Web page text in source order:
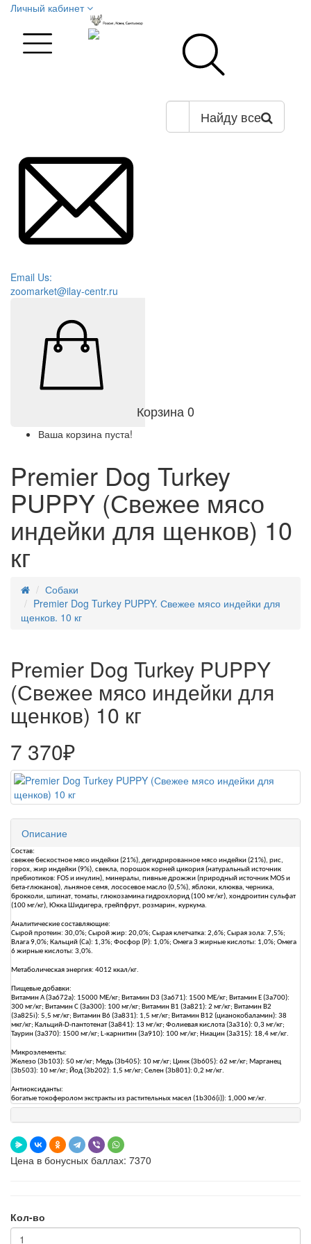
Личный кабинет
Найду все
Email Us:
zoomarket@ilay-centr.ru
Корзина0
Ваша корзина пуста!
Premier Dog Turkey
PUPPY (Свежее мясо
индейки для щенков) 10
кг
Собаки
Premier Dog Turkey PUPPY. Свежее мясо индейки для
щенков. 10 кг
Premier Dog Turkey PUPPY
(Свежее мясо индейки для
щенков) 10 кг
7 370₽
Описание
Состав:
свежее бескостное мясо индейки (21%), дегидрированное мясо индейки (21%), рис,
горох, жир индейки (9%), свекла, порошок корней цикория (натуральный источник
пребиотиков: FOS и инулин), минералы, пивные дрожжи (природный источник MOS и
бета-глюканов), льняное семя, лососевое масло (0,5%), яблоки, клюква, черника,
брокколи, шпинат, томаты, глюкозамина гидрохлорид (100 мг/кг), хондроитин сульфат
(100 мг/кг), Юкка Шидигера, грейпфрут, розмарин, куркума.
Аналитические составляющие:
Сырой протеин: 30,0%; Сырой жир: 20,0%; Сырая клетчатка: 2,6%; Сырая зола: 7,5%;
Влага 9,0%; Кальций (Ca): 1,3%; Фосфор (P): 1,0%; Омега 3 жирные кислоты: 1,0%; Омега
6 жирные кислоты: 3,0%.
Метаболическая энергия: 4012 ккал/кг.
Пищевые добавки:
Витамин А (3a672a): 15000 МЕ/кг; Витамин D3 (3a671): 1500 МЕ/кг; Витамин Е (3a700):
300 мг/кг; Витамин C (3a300): 100 мг/кг; Витамин B1 (3a821): 2 мг/кг; Витамин B2
(3a825i): 5,5 мг/кг; Витамин B6 (3a831): 1,5 мг/кг; Витамин B12 (цианокобаламин): 38
мкг/кг; Кальций-D-пантотенат (3a841): 13 мг/кг; Фолиевая кислота (3a316): 0,3 мг/кг;
Таурин (3a370): 1500 мг/кг; L-карнитин (3a910): 100 мг/кг; Ниацин (3a315): 18,4 мг/кг.
Микроэлементы:
Железо (3b103): 50 мг/кг; Медь (3b405): 10 мг/кг; Цинк (3b605): 62 мг/кг; Марганец
(3b503): 10 мг/кг; Йод (3b202): 1,5 мг/кг; Селен (3b801): 0,2 мг/кг.
Антиоксиданты:
богатые токоферолом экстракты из растительных масел (1b306(i)): 1,000 мг/кг.
Цена в бонусных баллах: 7370
Кол-во